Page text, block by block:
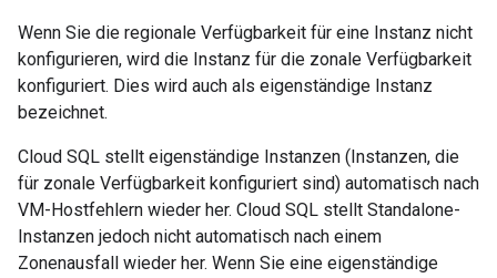
Wenn Sie die regionale Verfügbarkeit für eine Instanz nicht
konfigurieren, wird die Instanz für die zonale Verfügbarkeit
konfiguriert. Dies wird auch als eigenständige Instanz
bezeichnet.
Cloud SQL stellt eigenständige Instanzen (Instanzen, die
für zonale Verfügbarkeit konfiguriert sind) automatisch nach
VM-Hostfehlern wieder her. Cloud SQL stellt Standalone-
Instanzen jedoch nicht automatisch nach einem
Zonenausfall wieder her. Wenn Sie eine eigenständige